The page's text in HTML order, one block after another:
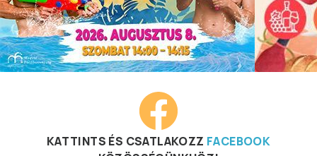
KATTINTS ÉS CSATLAKOZZ FACEBOOK